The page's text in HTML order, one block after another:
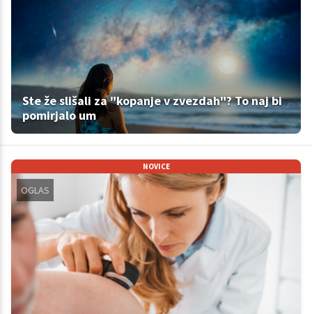
Ste že slišali za "kopanje v zvezdah"? To naj bi
pomirjalo um
NOVICE
OGLAS